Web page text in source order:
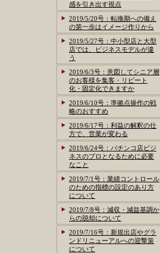
感を引き出す視点
2019/5/20号：転換期への備え
の第一歩はイメージ作りから
2019/5/27号：中小型店と大型
店では、ビジネスモデルが違
う
2019/6/3号：意図してシニア層
のお客様を集客・リピート
化・固定化できますか
2019/6/10号：準拠点操作の戦
略のおすすめ
2019/6/17号：利益の解釈の仕
方で、営業が変わる
2019/6/24号：パチンコ店ビジ
ネスのプロとなるために必要
なこと
2019/7/1号：業績コントロール
のための指標の設定のあり方
について
2019/7/8号：減収・減益基調か
らの脱却について
2019/7/16号：新規出店やグラ
ンドリニューアルへの迎撃策
について